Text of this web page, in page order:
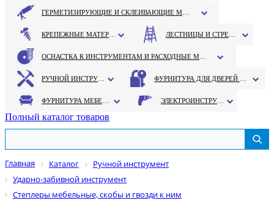
Полный каталог товаров
Главная Каталог
Ручной инструмент
Ударно-забивной инструмент
Степлеры мебельные, скобы и гвозди к ним